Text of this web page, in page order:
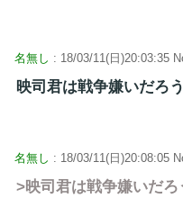
名無し : 18/03/11(日)20:03:35
映司君は戦争嫌いだろ
名無し : 18/03/11(日)20:08:05
>映司君は戦争嫌いだ